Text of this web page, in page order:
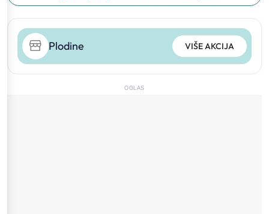
Plodine VIŠE AKCIJA
OGLAS